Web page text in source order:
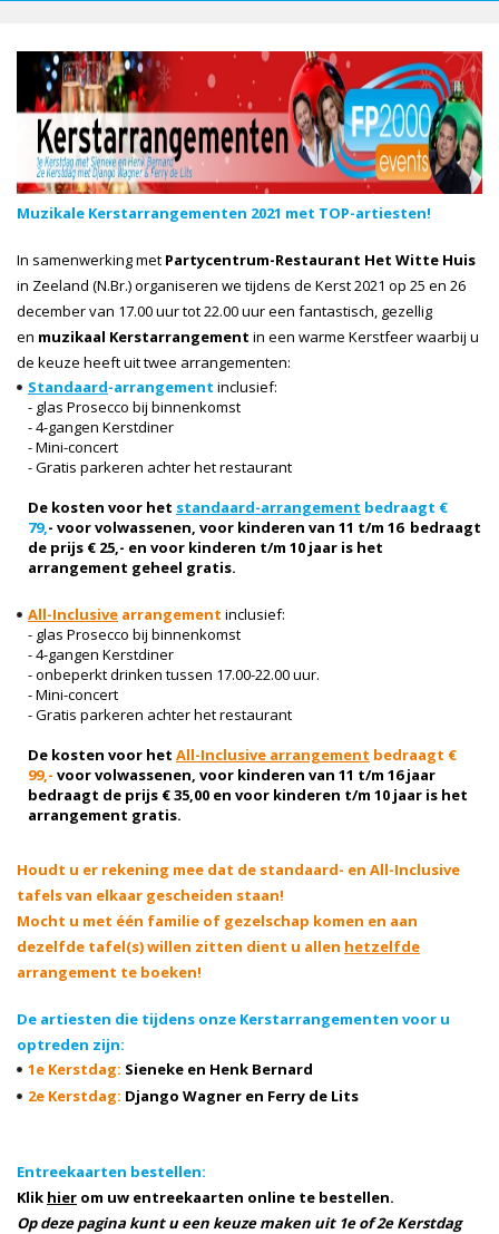
Muzikale Kerstarrangementen 2021 met TOP-artiesten!
In samenwerking met Partycentrum-Restaurant Het Witte Huis
in Zeeland (N.Br.) organiseren we tijdens de Kerst 2021 op 25 en 26
december van 17.00 uur tot 22.00 uur een fantastisch, gezellig
en muzikaal Kerstarrangement in een warme Kerstfeer waarbij u
de keuze heeft uit twee arrangementen:
Standaard-arrangement inclusief:
- glas Prosecco bij binnenkomst
- 4-gangen Kerstdiner
- Mini-concert
- Gratis parkeren achter het restaurant
De kosten voor het standaard-arrangement bedraagt €
79,- voor volwassenen, voor kinderen van 11 t/m 16 bedraagt
de prijs € 25,- en voor kinderen t/m 10 jaar is het
arrangement geheel gratis.
All-Inclusive arrangement inclusief:
- glas Prosecco bij binnenkomst
- 4-gangen Kerstdiner
- onbeperkt drinken tussen 17.00-22.00 uur.
- Mini-concert
- Gratis parkeren achter het restaurant
De kosten voor het All-Inclusive arrangement bedraagt €
99,- voor volwassenen, voor kinderen van 11 t/m 16 jaar
bedraagt de prijs € 35,00 en voor kinderen t/m 10 jaar is het
arrangement gratis.
Houdt u er rekening mee dat de standaard- en All-Inclusive
tafels van elkaar gescheiden staan!
Mocht u met één familie of gezelschap komen en aan
dezelfde tafel(s) willen zitten dient u allen hetzelfde
arrangement te boeken!
De artiesten die tijdens onze Kerstarrangementen voor u
optreden zijn:
1e Kerstdag: Sieneke en Henk Bernard
2e Kerstdag: Django Wagner en Ferry de Lits
Entreekaarten bestellen:
Klik hier om uw entreekaarten online te bestellen.
Op deze pagina kunt u een keuze maken uit 1e of 2e Kerstdag